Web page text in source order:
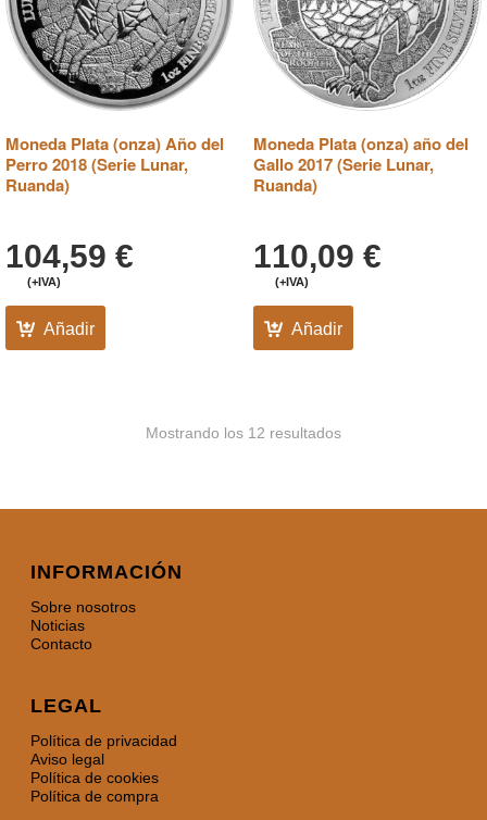
Moneda Plata (onza) Año del
Perro 2018 (Serie Lunar,
Ruanda)
104,59 €
(+IVA)
Añadir
Moneda Plata (onza) año del
Gallo 2017 (Serie Lunar,
Ruanda)
110,09 €
(+IVA)
Añadir
Mostrando los 12 resultados
INFORMACIÓN
Sobre nosotros
Noticias
Contacto
LEGAL
Política de privacidad
Aviso legal
Política de cookies
Política de compra